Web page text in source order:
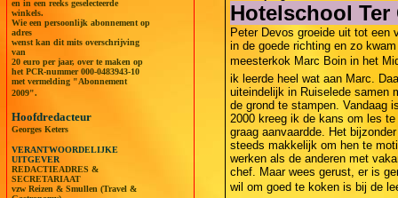
en in een reeks geselecteerde
winkels.
Wie een persoonlijk abonnement op
adres
wenst kan dit mits overschrijving
van
20 euro per jaar, over te maken op
het PCR-nummer 000-0483943-10
met vermelding "Abonnement
2009".
Hoofdredacteur
Georges Keters
VERANTWOORDELIJKE
UITGEVER
REDACTIEADRES &
SECRETARIAAT
vzw Reizen & Smullen (Travel &
Hotelschool Ter
Peter Devos groeide uit tot een
in de goede richting en zo
meesterkok Marc Boin in het
ik leerde heel wat aan Marc.
uiteindelijk in Ruiselede samen
de grond te stampen. Vandaag
2000 kreeg ik de kans om les
graag aanvaardde. Het
steeds makkelijk om hen te
werken als de anderen met
chef. Maar wees gerust, er is
wil om goed te koken is bij de